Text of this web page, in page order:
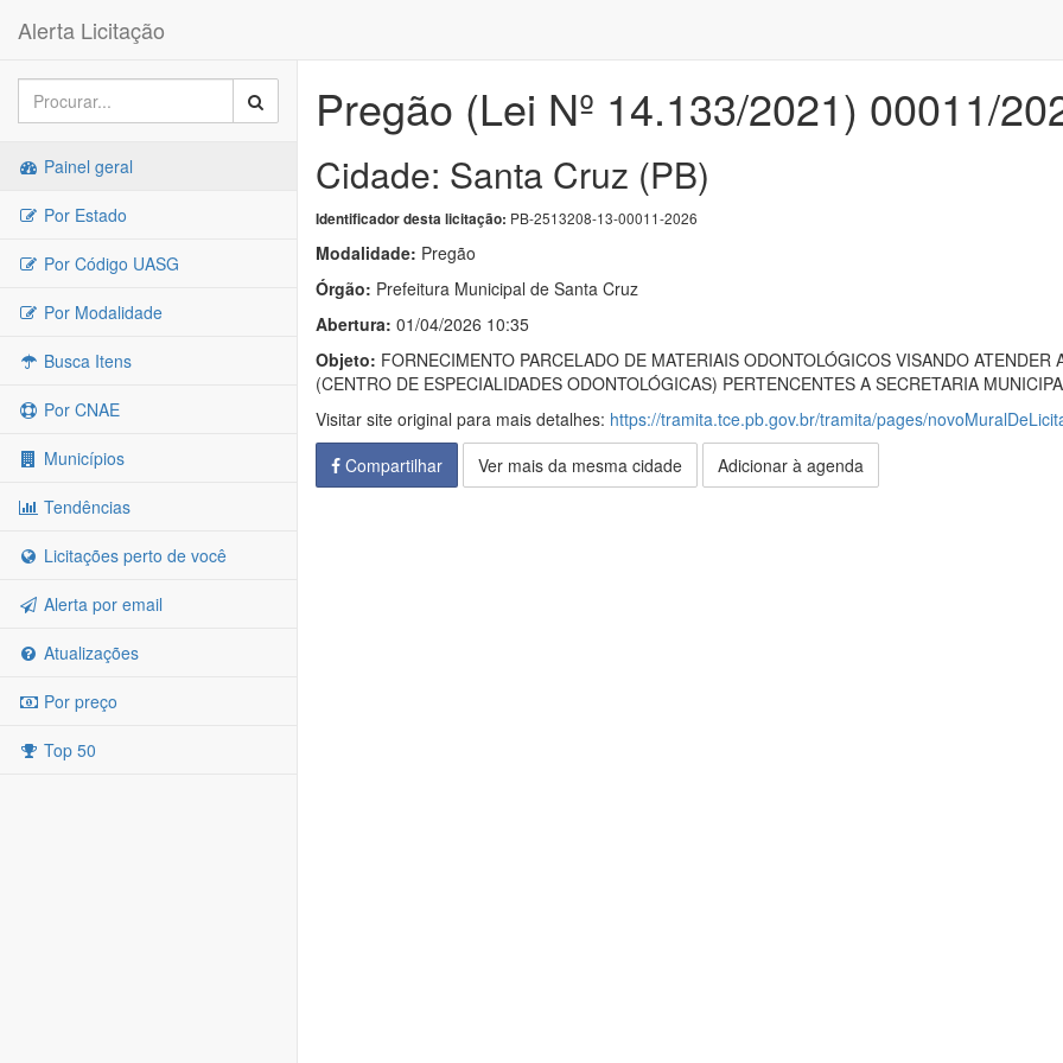
Alerta Licitação
Painel geral
Por Estado
Por Código UASG
Por Modalidade
Busca Itens
Por CNAE
Municípios
Tendências
Licitações perto de você
Alerta por email
Atualizações
Por preço
Top 50
Pregão (Lei Nº 14.133/2021) 00011/
Cidade: Santa Cruz (PB)
Identificador desta licitação: PB-2513208-13-00011-2026
Modalidade: Pregão
Órgão: Prefeitura Municipal de Santa Cruz
Abertura: 01/04/2026 10:35
Objeto: FORNECIMENTO PARCELADO DE MATERIAIS ODONTOLÓGICOS VISANDO
(CENTRO DE ESPECIALIDADES ODONTOLÓGICAS) PERTENCENTES A SECRETARIA
Visitar site original para mais detalhes: https://tramita.tce.pb.gov.br/tramita/pages/
Compartilhar
Ver mais da mesma cidade Adicionar à agenda